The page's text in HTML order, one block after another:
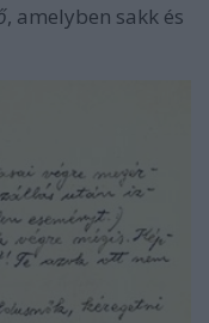
, amelyben sakk és